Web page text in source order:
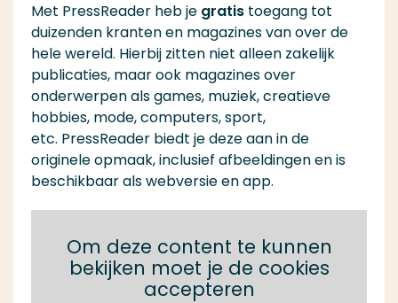
Met PressReader heb je gratis toegang tot
duizenden kranten en magazines van over de
hele wereld. Hierbij zitten niet alleen zakelijk
publicaties, maar ook magazines over
onderwerpen als games, muziek, creatieve
hobbies, mode, computers, sport,
etc. PressReader biedt je deze aan in de
originele opmaak, inclusief afbeeldingen en is
beschikbaar als webversie en app.
Om deze content te kunnen
bekijken moet je de cookies
accepteren